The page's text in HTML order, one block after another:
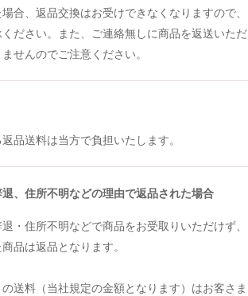
合、返品交換はお受けできなくなりますので、
ださい。また、ご連絡無しに商品を返送いただ
せんのでご注意ください。
品送料は当方で負担いたします。
、住所不明などの理由で返品された場合
・住所不明などで商品をお受取りいただけず、
品は返品となります。
送料（当社規定の金額となります）はお客さま